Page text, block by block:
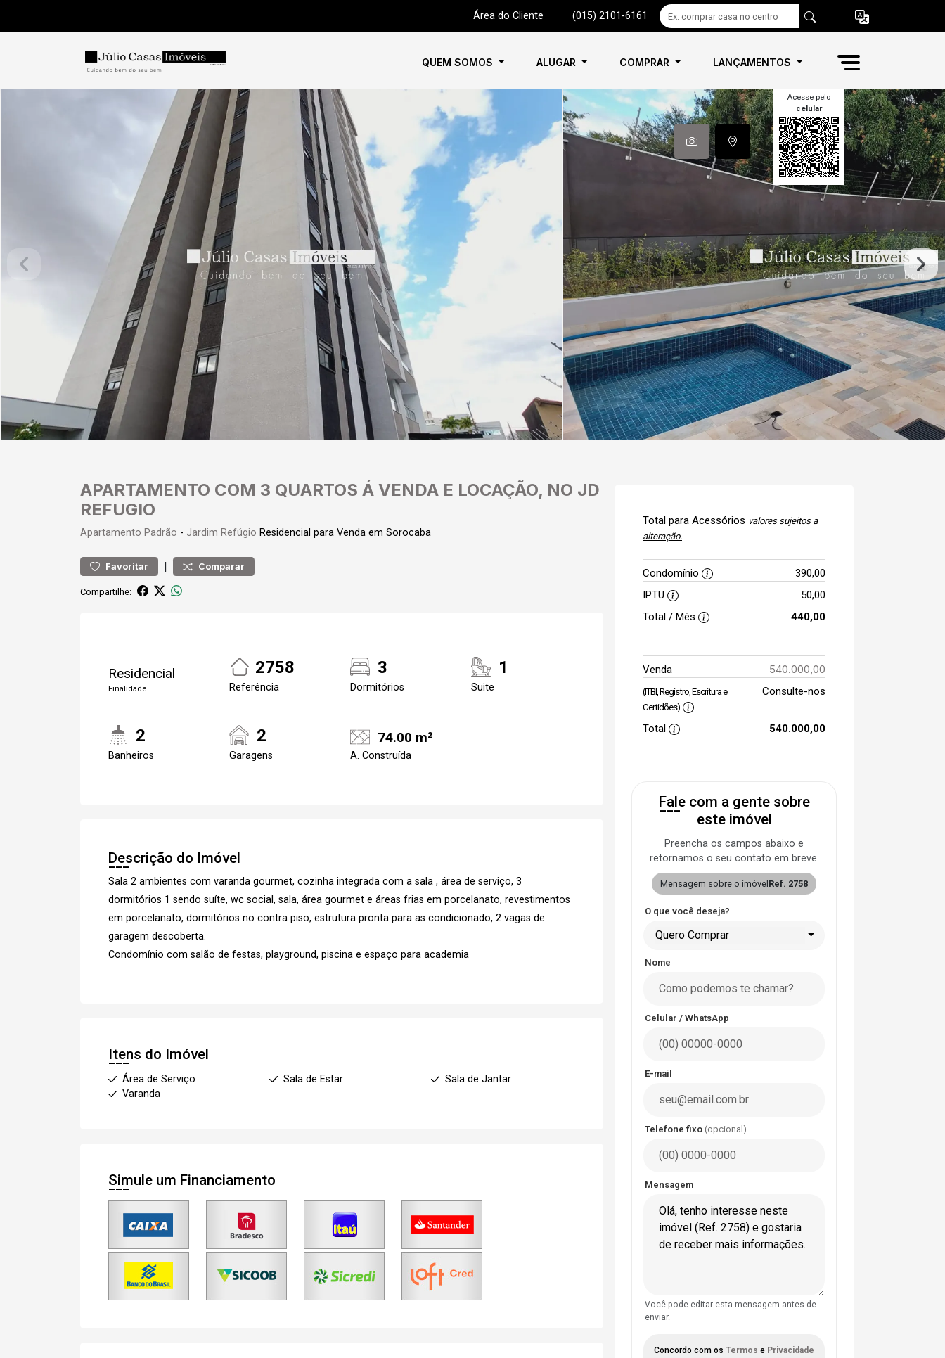
Área do Cliente (015) 2101-6161
QUEM SOMOS ALUGAR COMPRAR LANÇAMENTOS
Acesse pelo
celular
APARTAMENTO COM 3 QUARTOS Á VENDA E LOCAÇÃO, NO JD
REFUGIO
Apartamento Padrão - Jardim Refúgio Residencial para Venda em Sorocaba
Favoritar | Comparar
Compartilhe:
Residencial
Finalidade
2758
Referência
3
Dormitórios
1
Suite
2
Banheiros
2
Garagens
74.00 m²
A. Construída
Descrição do Imóvel
Sala 2 ambientes com varanda gourmet, cozinha integrada com a sala , área de serviço, 3
dormitórios 1 sendo suíte, wc social, sala, área gourmet e áreas frias em porcelanato, revestimentos
em porcelanato, dormitórios no contra piso, estrutura pronta para as condicionado, 2 vagas de
garagem descoberta.
Condomínio com salão de festas, playground, piscina e espaço para academia
Itens do Imóvel
Área de Serviço Sala de Estar
Sala de Jantar
Varanda
Simule um Financiamento
Total para Acessórios valores sujeitos a
alteração.
Condomínio
390,00
IPTU
50,00
Total / Mês
440,00
Venda 540.000,00
(ITBI, Registro, Escritura e
Certidões)
Consulte-nos
Total 540.000,00
Fale com a gente sobre
este imóvel
Preencha os campos abaixo e
retornamos o seu contato em breve.
Mensagem sobre o imóvel Ref. 2758
O que você deseja?
Quero Comprar
Nome
Celular / WhatsApp
E-mail
Telefone fixo (opcional)
Mensagem
Você pode editar esta mensagem antes de
enviar.
Concordo com os Termos e Privacidade